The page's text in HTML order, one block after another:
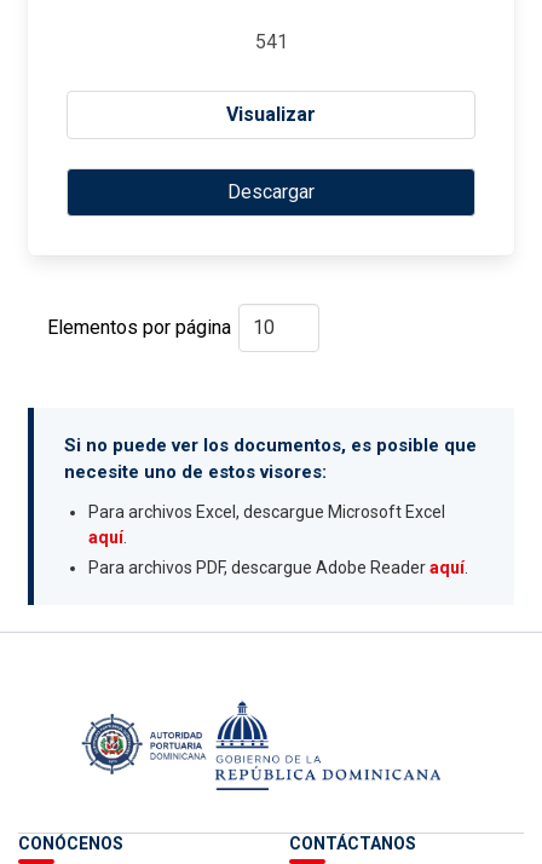
541
Visualizar
Descargar
Elementos por página
Si no puede ver los documentos, es posible que
necesite uno de estos visores:
Para archivos Excel, descargue Microsoft Excel
aquí.
Para archivos PDF, descargue Adobe Readeraquí.
CONÓCENOS CONTÁCTANOS